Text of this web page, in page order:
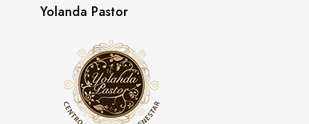
Yolanda Pastor